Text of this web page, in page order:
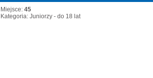
Miejsce: 45
Kategoria: Juniorzy - do 18 lat